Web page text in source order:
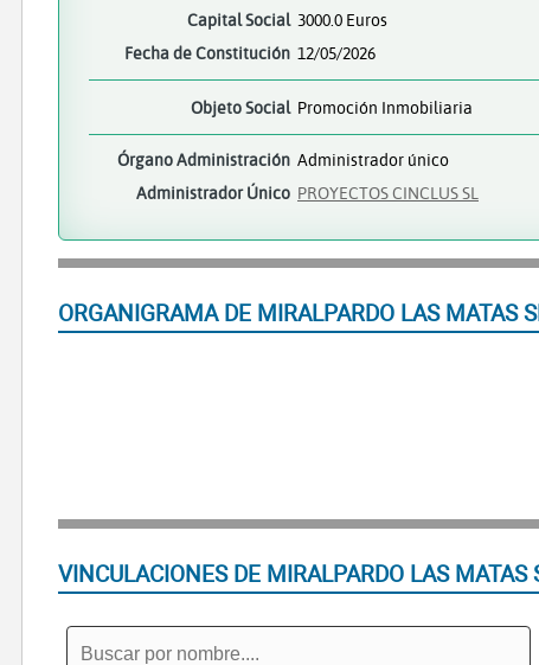
Capital Social 3000.0 Euros
Fecha de Constitución 12/05/2026
Objeto Social Promoción Inmobiliaria
Órgano Administración Administrador único
Administrador Único PROYECTOS CINCLUS SL
ORGANIGRAMA DE MIRALPARDO LAS MATAS
VINCULACIONES DE MIRALPARDO LAS MATAS